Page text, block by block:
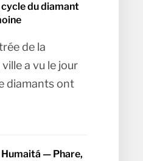
du diamant
de la
a vu le jour
diamants ont
Humaitá — Phare,